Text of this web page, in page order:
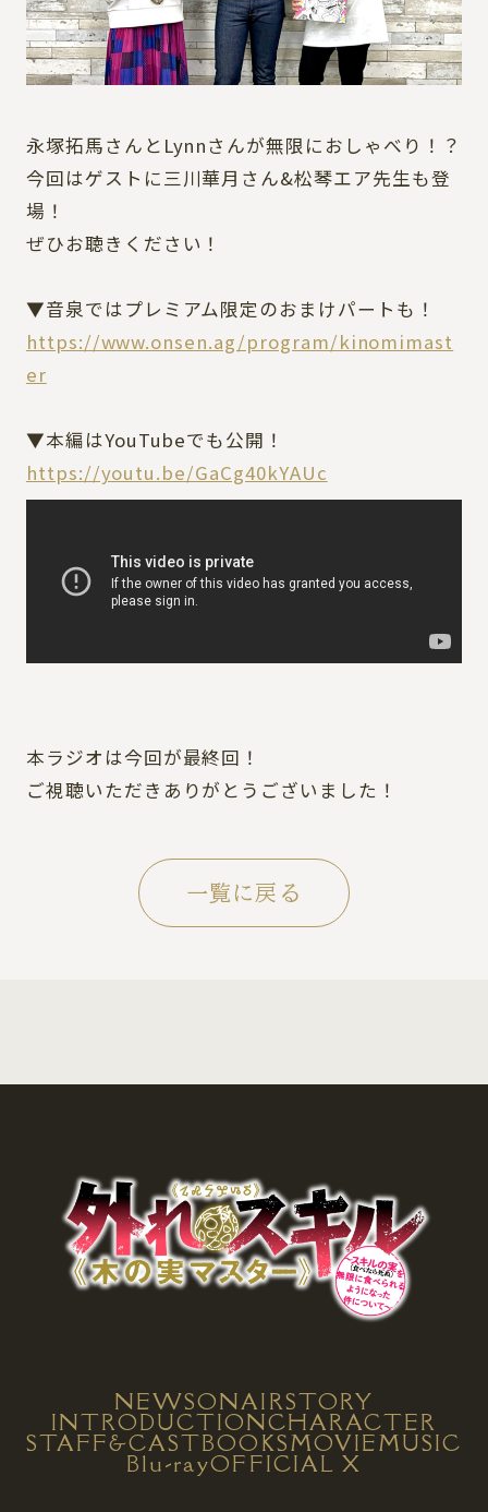
MUSIC
永塚拓馬さんとLynnさんが無限におしゃべり！？
今回はゲストに三川華月さん&松琴エア先生も登
場！
ぜひお聴きください！
▼音泉ではプレミアム限定のおまけパートも！
https://www.onsen.ag/program/kinomimast
er
▼本編はYouTubeでも公開！
https://youtu.be/GaCg40kYAUc
本ラジオは今回が最終回！
ご視聴いただきありがとうございました！
一覧に戻る
NEWSONAIRSTORY
INTRODUCTIONCHARACTER
STAFF&CASTBOOKSMOVIEMUSIC
Blu-rayOFFICIAL X